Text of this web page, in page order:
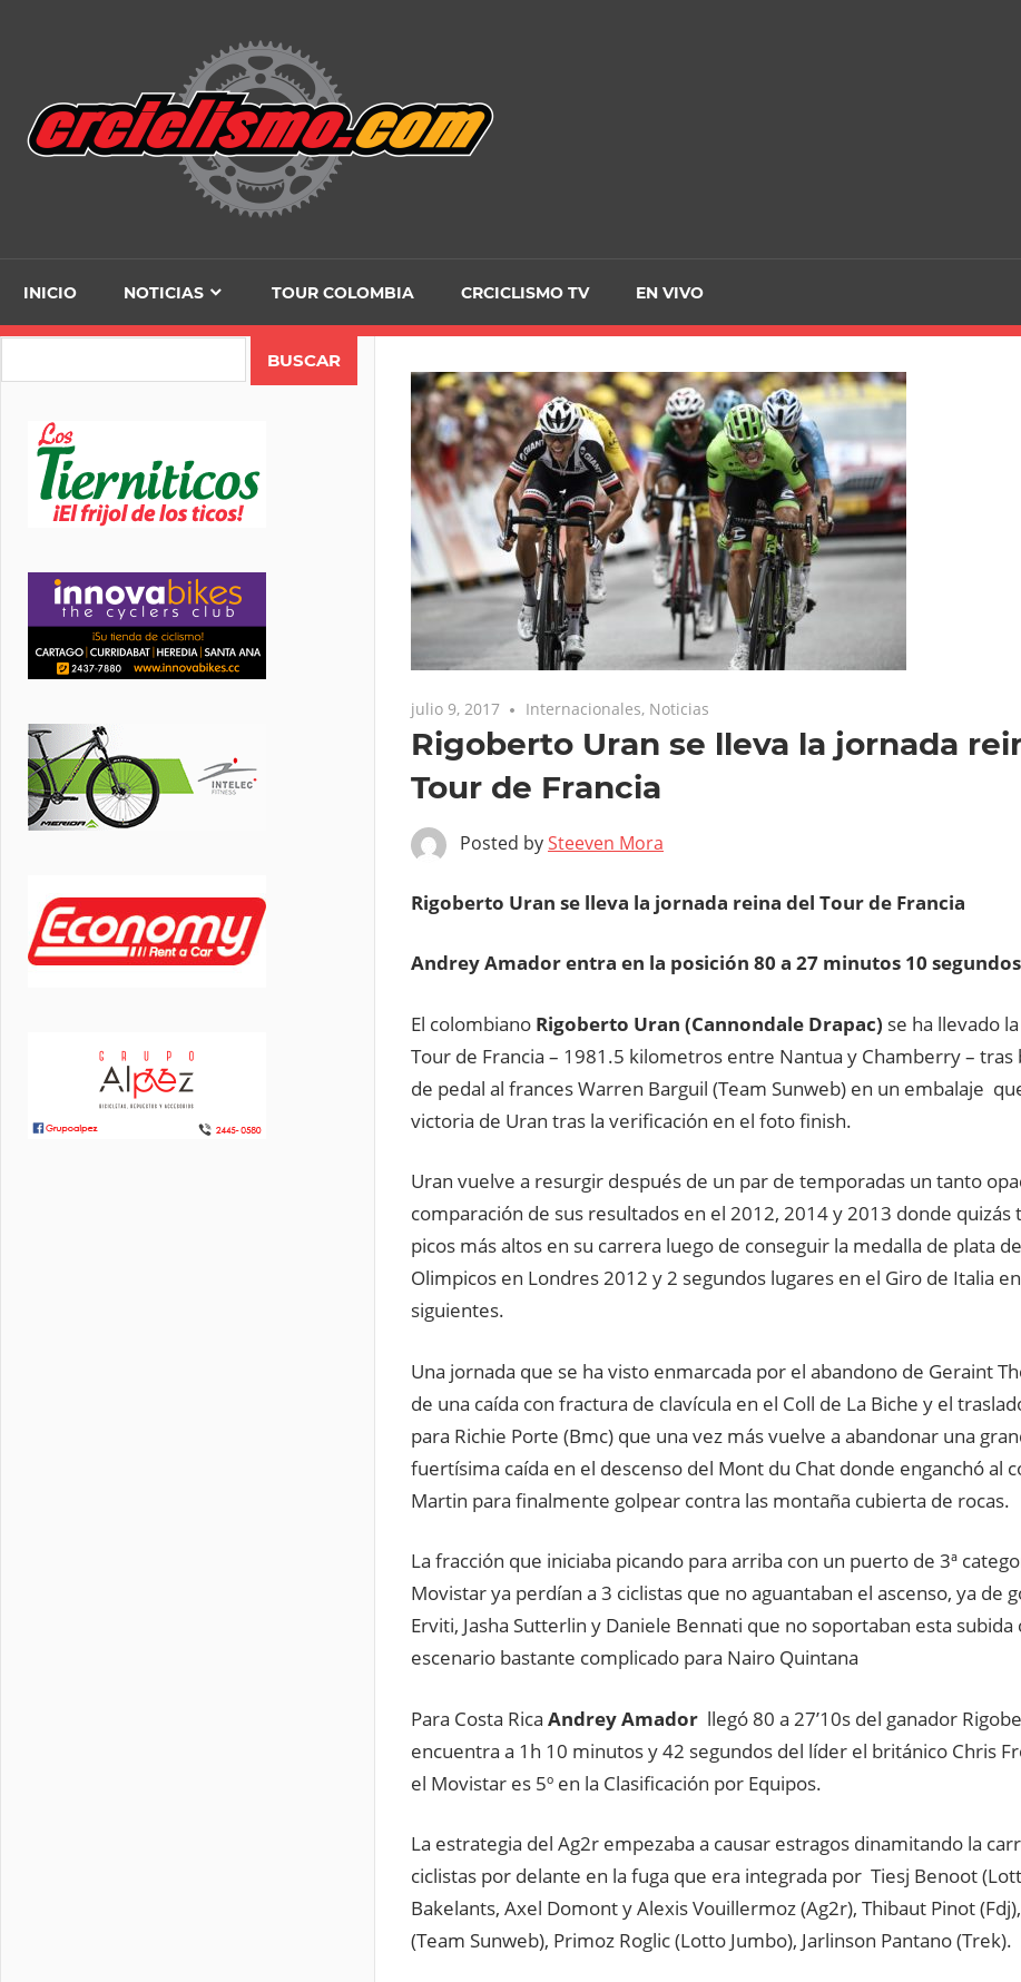
INICIO NOTICIAS TOUR COLOMBIA CRCICLISMO TV EN VIVO
julio 9, 2017 Internacionales, Noticias
Rigoberto Uran se lleva la jornada
Tour de Francia
Posted bySteeven Mora
Rigoberto Uran se lleva la jornada reina del Tour de Francia
Andrey Amador entra en la posición 80 a 27 minutos 10
El colombiano Rigoberto Uran (Cannondale Drapac) se ha llevado
Tour de Francia – 1981.5 kilometros entre Nantua y Chamberry – tras
de pedal al frances Warren Barguil (Team Sunweb) en un embalaje
victoria de Uran tras la verificación en el foto finish.
Uran vuelve a resurgir después de un par de temporadas un tanto
comparación de sus resultados en el 2012, 2014 y 2013 donde quizás
picos más altos en su carrera luego de conseguir la medalla de plata
Olimpicos en Londres 2012 y 2 segundos lugares en el Giro de Italia
siguientes.
Una jornada que se ha visto enmarcada por el abandono de Geraint
de una caída con fractura de clavícula en el Coll de La Biche y el
para Richie Porte (Bmc) que una vez más vuelve a abandonar una
fuertísima caída en el descenso del Mont du Chat donde enganchó al
Martin para finalmente golpear contra las montaña cubierta de rocas.
La fracción que iniciaba picando para arriba con un puerto de 3ª
Movistar ya perdían a 3 ciclistas que no aguantaban el ascenso, ya de
Erviti, Jasha Sutterlin y Daniele Bennati que no soportaban esta subida
escenario bastante complicado para Nairo Quintana
Para Costa Rica Andrey Amador llegó 80 a 27’10s del ganador
encuentra a 1h 10 minutos y 42 segundos del líder el británico Chris
el Movistar es 5º en la Clasificación por Equipos.
La estrategia del Ag2r empezaba a causar estragos dinamitando la
ciclistas por delante en la fuga que era integrada por Tiesj Benoot
Bakelants, Axel Domont y Alexis Vouillermoz (Ag2r), Thibaut Pinot
(Team Sunweb), Primoz Roglic (Lotto Jumbo), Jarlinson Pantano (Trek).